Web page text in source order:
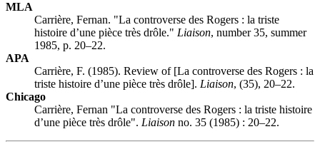
MLA
Carrière, Fernan. "La controverse des Rogers : la triste
histoire d’une pièce très drôle." Liaison, number 35, summer
1985, p. 20–22.
APA
Carrière, F. (1985). Review of [La controverse des Rogers : la
triste histoire d’une pièce très drôle]. Liaison, (35), 20–22.
Chicago
Carrière, Fernan "La controverse des Rogers : la triste histoire
d’une pièce très drôle". Liaison no. 35 (1985) : 20–22.